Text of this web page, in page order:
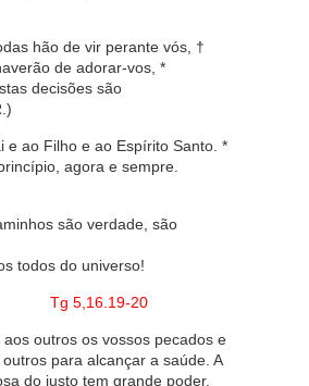
hão de vir perante vós, †
de adorar-vos, *
decisões são
e ao Filho e ao Espírito Santo. *
agora e sempre.
são verdade, são
todos do universo!
Tg 5,16.19-20
outros os vossos pecados e
para alcançar a saúde. A
do justo tem grande poder.